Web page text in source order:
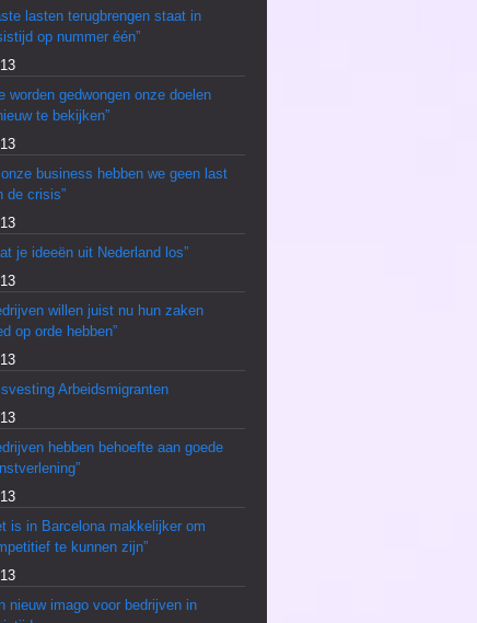
lasten terugbrengen staat in
op nummer één”
worden gedwongen onze doelen
te bekijken”
onze business hebben we geen last
de crisis”
je ideeën uit Nederland los”
willen juist nu hun zaken
op orde hebben”
Arbeidsmigranten
hebben behoefte aan goede
is in Barcelona makkelijker om
te kunnen zijn”
nieuw imago voor bedrijven in